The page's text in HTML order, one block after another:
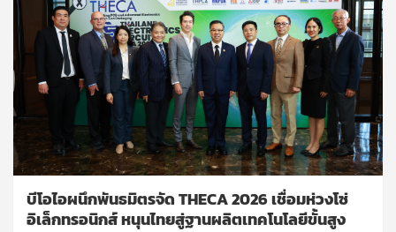
บีโอไอผนึกพันธมิตรจัด THECA 2026 เชื่อมห่วงโซ่
อิเล็กทรอนิกส์ หนุนไทยสู่ฐานผลิตเทคโนโลยีขั้นสูง